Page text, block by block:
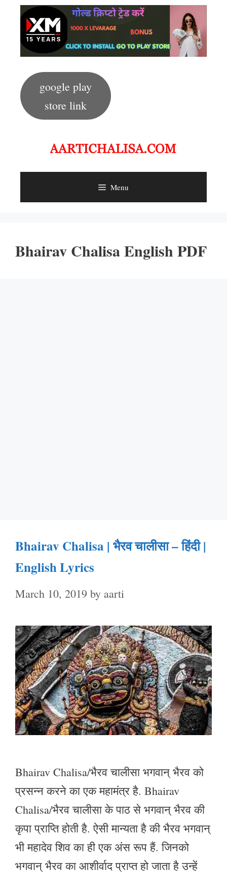
content
google play
store link
Menu
Bhairav Chalisa English PDF
Bhairav Chalisa | भैरव चालीसा – हिंदी |
English Lyrics
March 10, 2019 by aarti
Bhairav Chalisa/भैरव चालीसा भगवान् भैरव को
प्रसन्न करने का एक महामंत्र है. Bhairav
Chalisa/भैरव चालीसा के पाठ से भगवान् भैरव की
कृपा प्राप्ति होती है. ऐसी मान्यता है की भैरव भगवान्
भी महादेव शिव का ही एक अंस रूप हैं. जिनको
भगवान् भैरव का आशीर्वाद प्राप्त हो जाता है उन्हें